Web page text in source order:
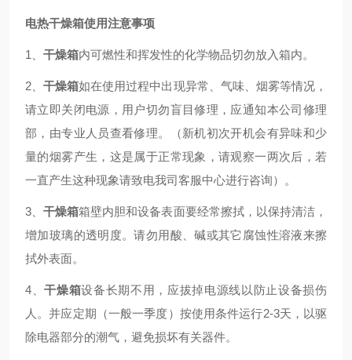
电热干燥箱使用注意事项
1、 干燥箱内可燃性和挥发性的化学物品切勿放入箱内。
2、干燥箱如在使用过程中出现异常、气味、烟雾等情况，
请立即关闭电源，用户切勿盲目修理，应通知本公司修理
部，由专业人员查看修理。
（新机初次开机会有异味和少
量的烟雾产生，这是属于正常现象，请观察一两次后，若
一直产生这种现象请致电我司客服中心进行咨询）。
3、干燥箱箱壁内胆和设备表面要经常擦拭，以保持清洁，
增加玻璃的透明度。请勿用酸、碱或其它腐蚀性溶液来擦
拭外表面。
4、干燥箱设备长期不用，应拔掉电源线以防止设备损伤
人。并应定期（一般一季度）按使用条件运行2-3天，以驱
除电器部分的潮气，避免损坏有关器件。